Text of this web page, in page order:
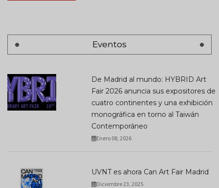
Eventos
De Madrid al mundo: HYBRID Art
Fair 2026 anuncia sus expositores de
cuatro continentes y una exhibición
monográfica en torno al Taiwán
Contemporáneo
Enero 08, 2026
UVNT es ahora Can Art Fair Madrid
Diciembre 23, 2025